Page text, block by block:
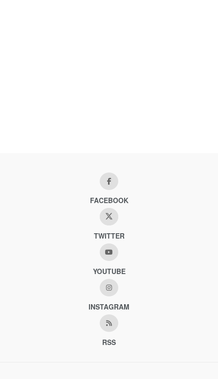
FACEBOOK
TWITTER
YOUTUBE
INSTAGRAM
RSS